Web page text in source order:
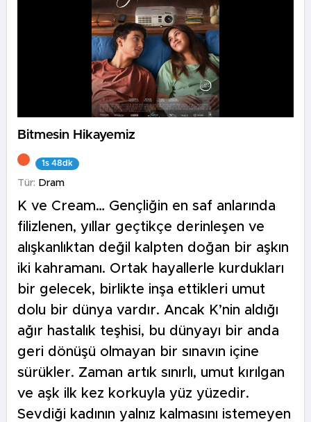
Bitmesin Hikayemiz
1s 48dk
Tür: Dram
K ve Cream… Gençliğin en saf anlarında
filizlenen, yıllar geçtikçe derinleşen ve
alışkanlıktan değil kalpten doğan bir aşkın
iki kahramanı. Ortak hayallerle kurdukları
bir gelecek, birlikte inşa ettikleri umut
dolu bir dünya vardır. Ancak K’nin aldığı
ağır hastalık teşhisi, bu dünyayı bir anda
geri dönüşü olmayan bir sınavın içine
sürükler. Zaman artık sınırlı, umut kırılgan
ve aşk ilk kez korkuyla yüz yüzedir.
Sevdiği kadının yalnız kalmasını istemeyen